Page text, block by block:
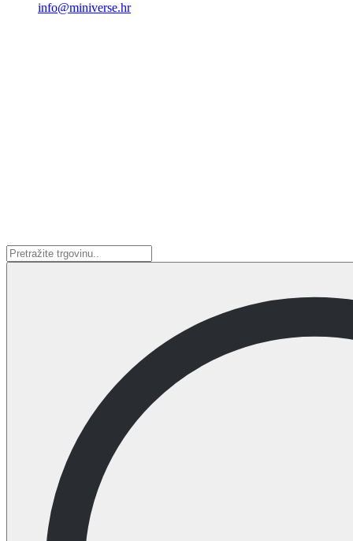
info@miniverse.hr
Search
...